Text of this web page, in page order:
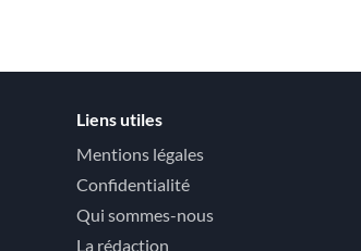
Liens utiles
Mentions légales
Confidentialité
Qui sommes-nous
La rédaction